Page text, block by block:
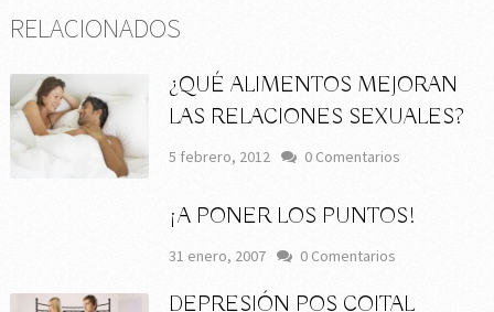
RELACIONADOS
¿QUÉ ALIMENTOS MEJORAN
LAS RELACIONES SEXUALES?
5 febrero, 2012 0 Comentarios
¡A PONER LOS PUNTOS!
31 enero, 2007 0 Comentarios
DEPRESIÓN POS COITAL